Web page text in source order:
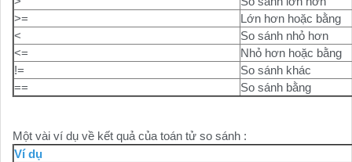
>=
Lớn hơn hoặc bằng
<
So sánh nhỏ hơn
<=
Nhỏ hơn hoặc bằng
!=
So sánh khác
==
So sánh bằng
Một vài ví dụ về kết quả của toán tử so sánh :
Ví dụ